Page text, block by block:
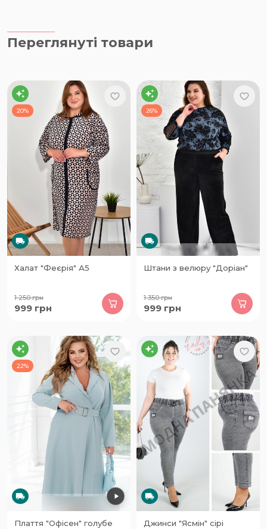
Переглянуті товари
20%
Халат "Феєрія" А5
1 250грн
999 грн
26%
Штани з велюру "Доріан"
1 350грн
999 грн
22%
Плаття "Офісен" голубе Джинси "Ясмін" сірі